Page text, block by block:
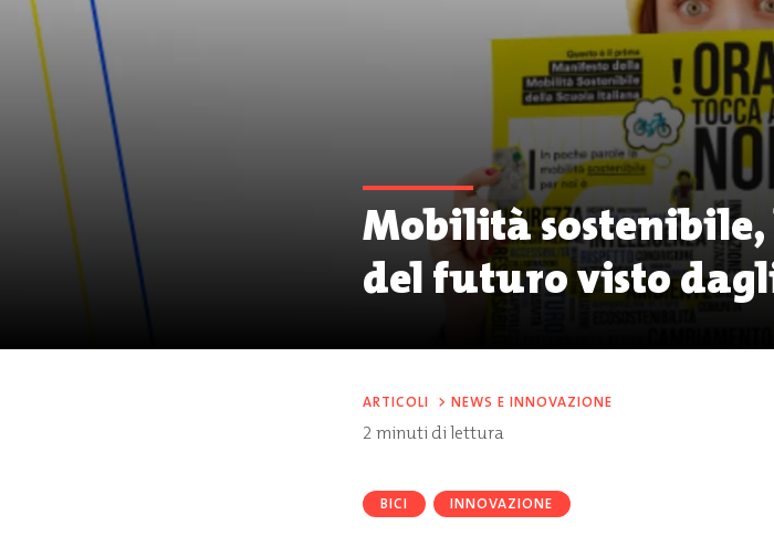
Mobilità
del futuro visto
ARTICOLI > NEWS E INNOVAZIONE
2minuti di lettura
BICI INNOVAZIONE